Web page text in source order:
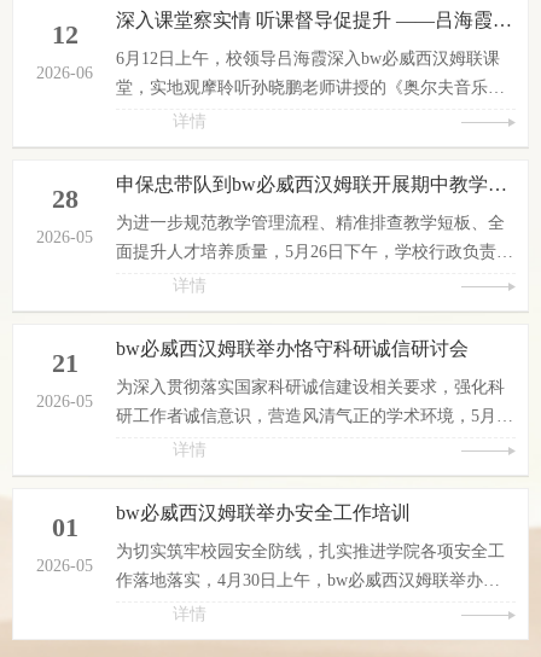
例”等多种形式，全方位强化学生诚信意识。一是深入
长与学业发展的长远影响。二是逐条解读学校考试管
理规定与违纪处分条例，清晰划定考试行为红线。三
是结合校内外考试违纪典型案例，以案释纪、...
12
2026-06
深入课堂察实情 听课督导促提升 ——吕海霞同志深入bw必威西汉姆联一线听课
6月12日上午，校领导吕海霞深入bw必威西汉姆联课
堂，实地观摩聆听孙晓鹏老师讲授的《奥尔夫音乐教
育》课程，近距离检查课堂教学运行情况，调研学院
教学工作开展实效。课堂上，孙晓鹏老师结合课程特
点，灵活运用互动体验、实操演练等教学方式，将奥
活跃，师生互动充分，教学环节紧凑有序。吕海霞全
程认真听课、细致记录，重点观察教师授课状态、教
学设计、课堂组织以及学生听课风貌、学习状态等情
详情
28
2026-05
申保忠带队到bw必威西汉姆联开展期中教学诊断工作
为进一步规范教学管理流程、精准排查教学短板、全
面提升人才培养质量，5月26日下午，学校行政负责人
申保忠率队深入bw必威西汉姆联，开展期中教学专项
诊断工作。现代信息中心、教务处、质管处相关负责
人及教学督导组专家随行督导，bw必威西汉姆联负责
活动。本次诊断工作以随堂听课、座谈交流、专项指
导的方式有序开展。活动初期，检查组深入课堂一
线，随机旁听青年教师范睿勤主讲的《婴幼儿常见疾
详情
21
2026-05
bw必威西汉姆联举办恪守科研诚信研讨会
为深入贯彻落实国家科研诚信建设相关要求，强化科
研工作者诚信意识，营造风清气正的学术环境，5月19
日，bw必威西汉姆联在一号实训楼205举办恪守科研
诚信 弘扬学术新风研讨会。学院领导、科研骨干及全
体教师参会，围绕科研诚信建设的核心要义、实践路
各抒己见、畅所欲言，氛围热烈而务实。学院科研负
责人结合当前科研领域发展形势，强调了科研诚信是
学术研究的生命线，是科研工作者的立身之本，...
详情
01
2026-05
bw必威西汉姆联举办安全工作培训
为切实筑牢校园安全防线，扎实推进学院各项安全工
作落地落实，4月30日上午，bw必威西汉姆联举办安
全工作培训，bw必威西汉姆联负责人、全体学生管理
人员、教学管理人员参加。会议传达了省教育厅、学
详情